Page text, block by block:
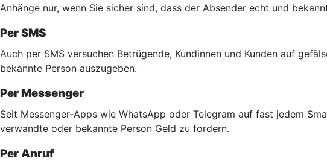
Anhänge nur, wenn Sie sicher sind, dass der Absender echt und
Per SMS
Auch per SMS versuchen Betrügende, Kundinnen und Kunden auf
bekannte Person auszugeben.
Per Messenger
Seit Messenger-Apps wie WhatsApp oder Telegram auf fast jedem
verwandte oder bekannte Person Geld zu fordern.
Per Anruf